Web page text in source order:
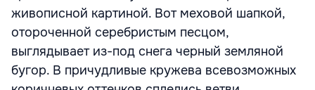
живописной картиной. Вот меховой шапкой,
отороченной серебристым песцом,
выглядывает из-под снега черный земляной
бугор. В причудливые кружева всевозможных